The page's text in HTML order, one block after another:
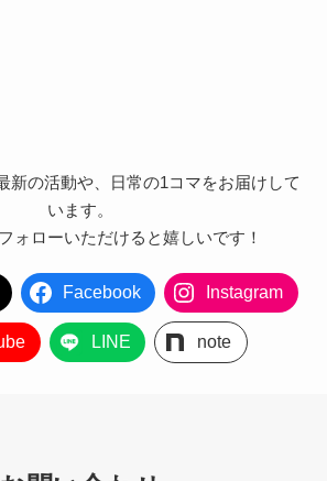
新の活動や、日常の1コマをお届けして
います。
ォローいただけると嬉しいです！
Facebook Instagram
LINE note